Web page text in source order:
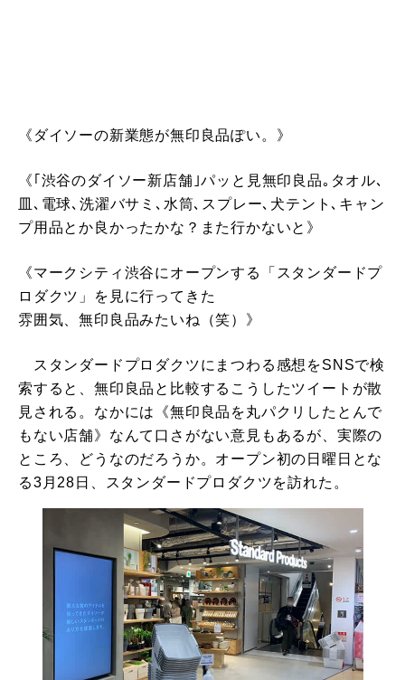
《ダイソーの新業態が無印良品ぽい。》
《｢渋谷のダイソー新店舗｣パッと見無印良品｡タオル､
皿､電球､洗濯バサミ､水筒､スプレー､犬テント､キャン
プ用品とか良かったかな？また行かないと》
《マークシティ渋谷にオープンする「スタンダードプ
ロダクツ」を見に行ってきた
雰囲気、無印良品みたいね（笑）》
スタンダードプロダクツにまつわる感想をSNSで検
索すると、無印良品と比較するこうしたツイートが散
見される。なかには《無印良品を丸パクリしたとんで
もない店舗》なんて口さがない意見もあるが、実際の
ところ、どうなのだろうか。オープン初の日曜日とな
る3月28日、スタンダードプロダクツを訪れた。